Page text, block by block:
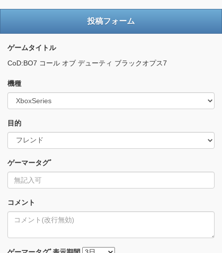
投稿フォーム
ゲームタイトル
CoD:BO7 コール オブ デューティ ブラックオプス7
機種
目的
ゲーマータグﾞ
コメント